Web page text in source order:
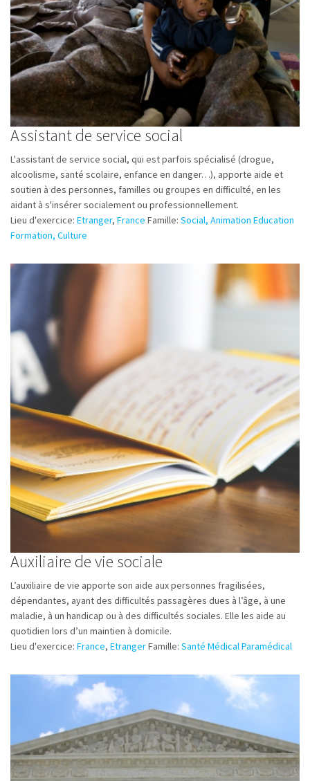
Assistant de service social
L'assistant de service social, qui est parfois spécialisé (drogue,
alcoolisme, santé scolaire, enfance en danger…), apporte aide et
soutien à des personnes, familles ou groupes en difficulté, en les
aidant à s'insérer socialement ou professionnellement.
Lieu d'exercice: Etranger, France Famille: Social, Animation Education
Formation, Culture
Auxiliaire de vie sociale
L’auxiliaire de vie apporte son aide aux personnes fragilisées,
dépendantes, ayant des difficultés passagères dues à l’âge, à une
maladie, à un handicap ou à des difficultés sociales. Elle les aide au
quotidien lors d’un maintien à domicile.
Lieu d'exercice: France, EtrangerFamille: Santé Médical Paramédical